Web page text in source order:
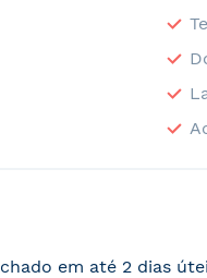
em até 2 dias